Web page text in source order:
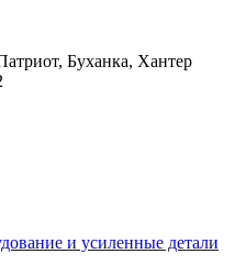
Буханка, Хантер
и усиленные детали